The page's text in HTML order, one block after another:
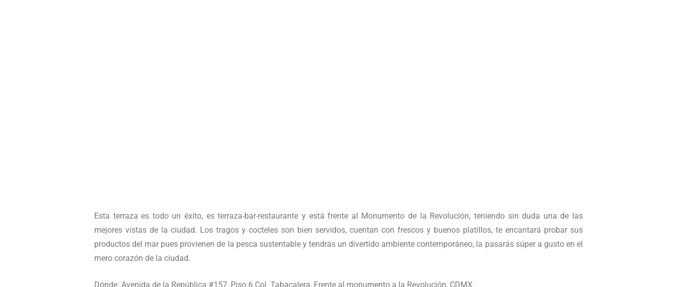
Esta terraza es todo un éxito, es terraza-bar-restaurante y está frente al Monumento de la Revolución, teniendo sin duda una de las
mejores vistas de la ciudad. Los tragos y cocteles son bien servidos, cuentan con frescos y buenos platillos, te encantará probar sus
productos del mar pues provienen de la pesca sustentable y tendrás un divertido ambiente contemporáneo, la pasarás súper a gusto en el
mero corazón de la ciudad.
Dónde: Avenida de la República #157, Piso 6 Col. Tabacalera, Frente al monumento a la Revolución, CDMX.